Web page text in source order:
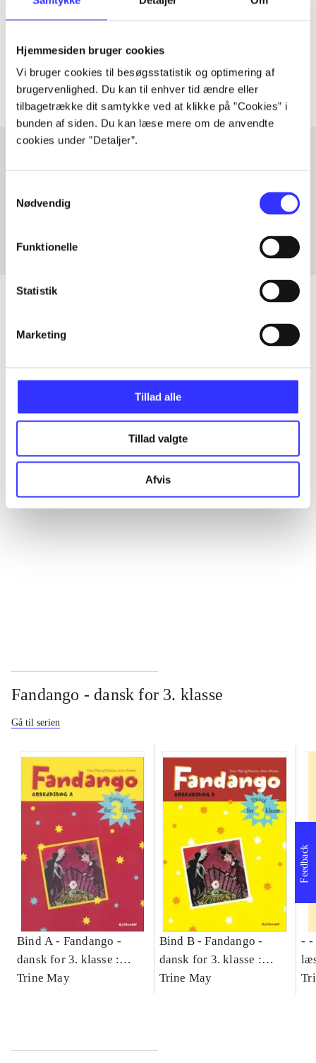
Hjemmesiden bruger cookies
Vi bruger cookies til besøgsstatistik og optimering af
brugervenlighed. Du kan til enhver tid ændre eller
tilbagetrække dit samtykke ved at klikke på ”Cookies” i
bunden af siden. Du kan læse mere om de anvendte
cookies under ”Detaljer”.
Nødvendig
Funktionelle
Statistik
Marketing
Tillad alle
Tillad valgte
Afvis
lorem ipsum dolor sit amet ...
Artiklerne i handler ofte om
Fra
Artikler
...
Fandango - dansk for 3. klasse
Gå til serien
Bind A - Fandango -
dansk for 3. klasse :
grundbog -- Arbejdsbog.
Trine May
Bind B -Fandango -
dansk for 3. klasse :
grundbog -- Arbejdsbog.
Trine May
- -
-
Feedback